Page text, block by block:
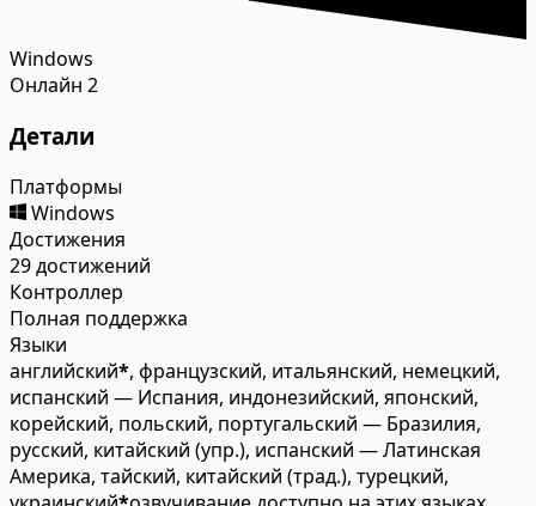
Windows
Онлайн 2
Детали
Платформы
Windows
Достижения
29 достижений
Контроллер
Полная поддержка
Языки
английский*, французский, итальянский, немецкий,
испанский — Испания, индонезийский, японский,
корейский, польский, португальский — Бразилия,
русский, китайский (упр.), испанский — Латинская
Америка, тайский, китайский (трад.), турецкий,